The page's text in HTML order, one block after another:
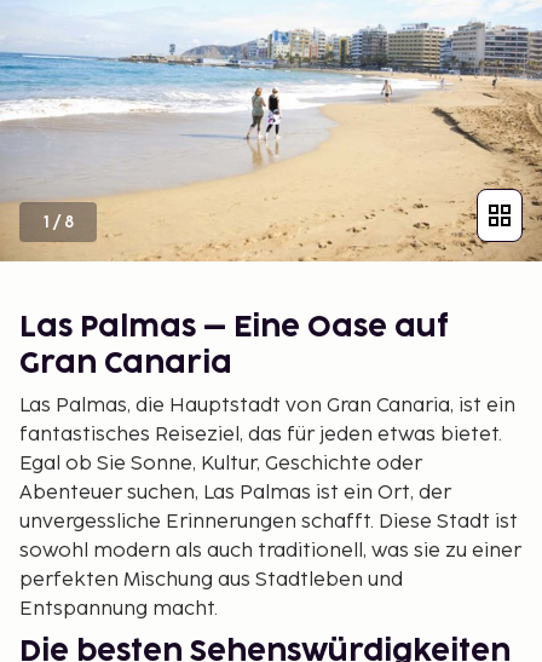
1 /8
Las Palmas – Eine Oase auf
Gran Canaria
Las Palmas, die Hauptstadt von Gran Canaria, ist ein
fantastisches Reiseziel, das für jeden etwas bietet.
Egal ob Sie Sonne, Kultur, Geschichte oder
Abenteuer suchen, Las Palmas ist ein Ort, der
unvergessliche Erinnerungen schafft. Diese Stadt ist
sowohl modern als auch traditionell, was sie zu einer
perfekten Mischung aus Stadtleben und
Entspannung macht.
Die besten Sehenswürdigkeiten